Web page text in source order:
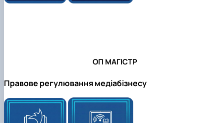
ОП МАГІСТР
Правове регулювання медіабізнесу